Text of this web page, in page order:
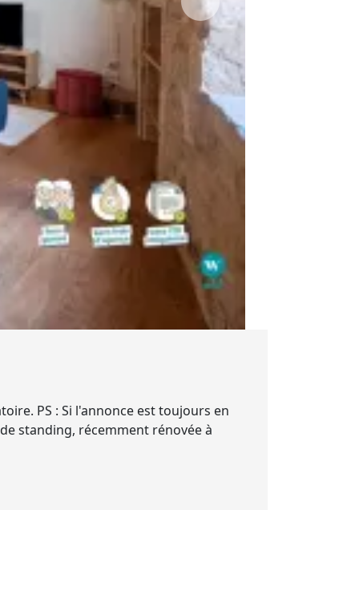
PS : Si l'annonce est toujours en
standing, récemment rénovée à